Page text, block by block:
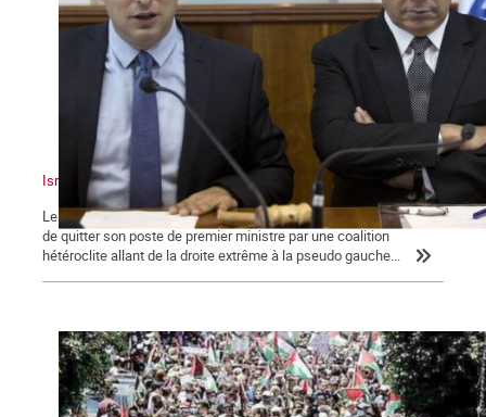
Israël : un sioniste en chasse un autre !
Le dimanche 13 juin 2021, Benyamin Nétanyahou a été contraint
de quitter son poste de premier ministre par une coalition
hétéroclite allant de la droite extrême à la pseudo gauche...